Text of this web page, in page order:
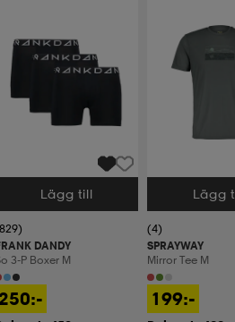
Välj storlek
Lägg till
DANDY
3-P Boxer M
250:-
Välj storlek
Lägg
(4)
SPRAYWAY
Mirror Tee M
199:-